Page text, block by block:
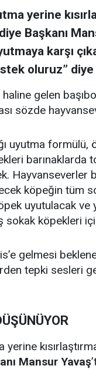
yerine
Başkanı
karşı
oluruz”
gelen
sözde
uyutma
barınaklarda
Hayvanseverler
köpeğin tüm
uyutulacak ve
sokak köpekleri
gelmesi
tepki sesleri
Mansur Yavaş